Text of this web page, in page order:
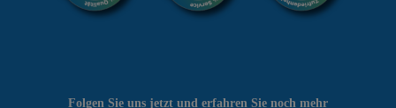
Folgen Sie uns jetzt und erfahren Sie noch mehr